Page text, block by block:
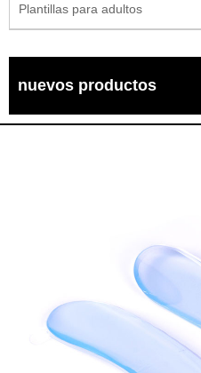
Plantillas para adultos
nuevos productos